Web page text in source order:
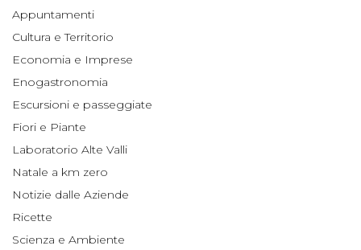
Appuntamenti
Cultura e Territorio
Economia e Imprese
Enogastronomia
Escursioni e passeggiate
Fiori e Piante
Laboratorio Alte Valli
Natale a km zero
Notizie dalle Aziende
Ricette
Scienza e Ambiente